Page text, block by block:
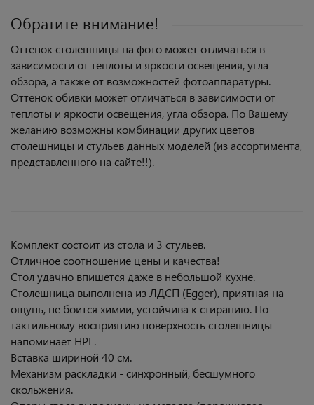
Обратите внимание!
Оттенок столешницы на фото может отличаться в
зависимости от теплоты и яркости освещения, угла
обзора, а также от возможностей фотоаппаратуры.
Оттенок обивки может отличаться в зависимости от
теплоты и яркости освещения, угла обзора. По Вашему
желанию возможны комбинации других цветов
столешницы и стульев данных моделей (из ассортимента,
представленного на сайте!!).
Комплект состоит из стола и 3 стульев.
Отличное соотношение цены и качества!
Стол удачно впишется даже в небольшой кухне.
Столешница выполнена из ЛДСП (Egger), приятная на
ощупь, не боится химии, устойчива к стиранию. По
тактильному восприятию поверхность столешницы
напоминает HPL.
Вставка шириной 40 см.
Механизм раскладки - синхронный, бесшумного
скольжения.